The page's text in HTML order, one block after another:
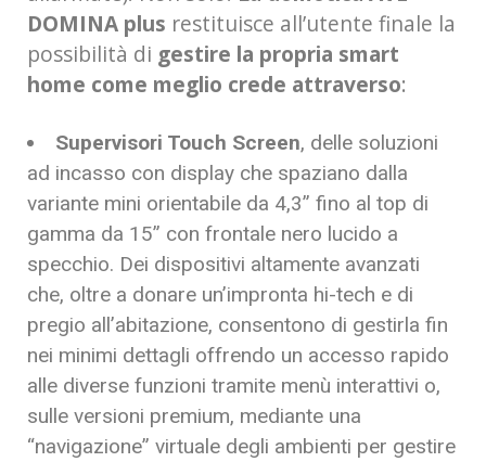
DOMINA plus restituisce all’utente finale la
possibilità di gestire la propria smart
home come meglio crede attraverso:
Supervisori Touch Screen, delle soluzioni
ad incasso con display che spaziano dalla
variante mini orientabile da 4,3” fino al top di
gamma da 15” con frontale nero lucido a
specchio. Dei dispositivi altamente avanzati
che, oltre a donare un’impronta hi-tech e di
pregio all’abitazione, consentono di gestirla fin
nei minimi dettagli offrendo un accesso rapido
alle diverse funzioni tramite menù interattivi o,
sulle versioni premium, mediante una
“navigazione” virtuale degli ambienti per gestire